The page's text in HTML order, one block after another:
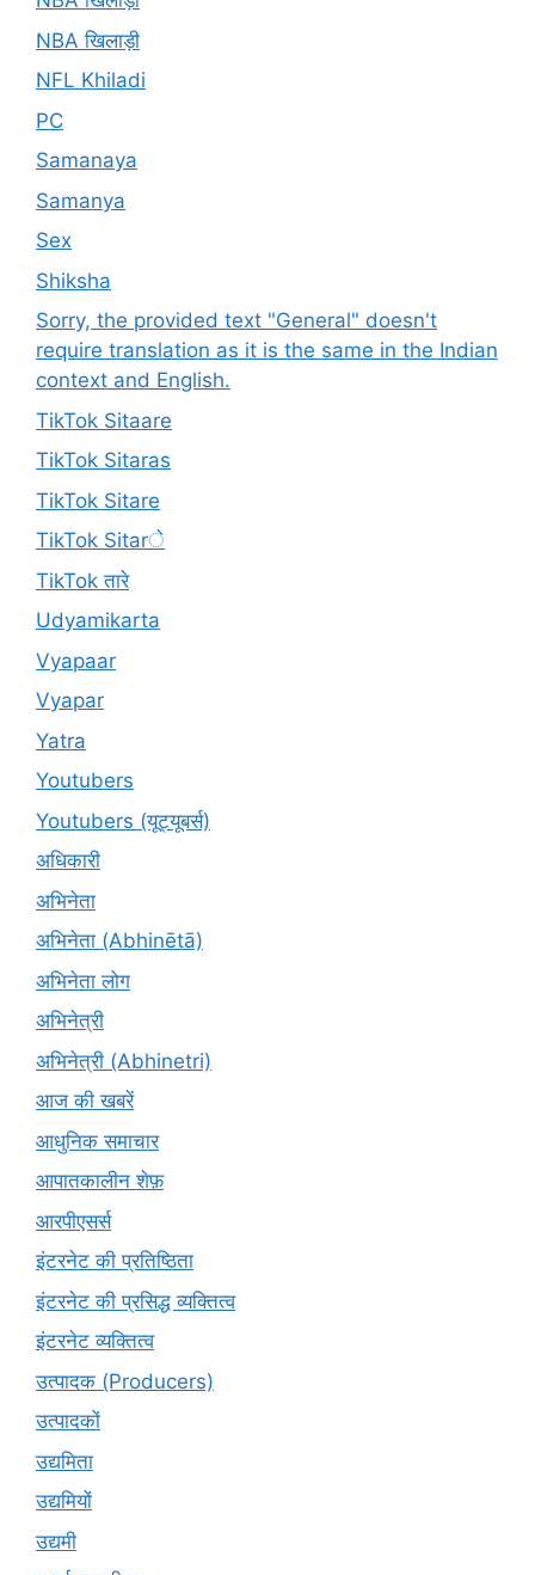
NBA खिलाड़ी
NFL Khiladi
PC
Samanaya
Samanya
Sex
Shiksha
Sorry, the provided text "General" doesn't
require translation as it is the same in the Indian
context and English.
TikTok Sitaare
TikTok Sitaras
TikTok Sitare
TikTok Sitarे
TikTok तारे
Udyamikarta
Vyapaar
Vyapar
Yatra
Youtubers
Youtubers (यूट्यूबर्स)
अधिकारी
अभिनेता
अभिनेता (Abhinētā)
अभिनेता लोग
अभिनेत्री
अभिनेत्री (Abhinetri)
आज की खबरें
आधुनिक समाचार
आपातकालीन शेफ़
आरपीएसर्स
इंटरनेट की प्रतिष्ठिता
इंटरनेट की प्रसिद्ध व्यक्तित्व
इंटरनेट व्यक्तित्व
उत्पादक (Producers)
उत्पादकों
उद्यमिता
उद्यमियों
उद्यमी